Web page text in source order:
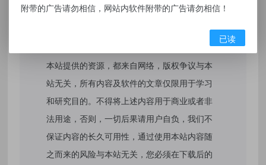
本站提供的资源，都来自网络，版权争议与本
站无关，所有内容及软件的文章仅限用于学习
和研究目的。不得将上述内容用于商业或者非
法用途，否则，一切后果请用户自负，我们不
保证内容的长久可用性，通过使用本站内容随
之而来的风险与本站无关，您必须在下载后的
附带的广告请勿相信，网站内软件附带的广告请勿相信！
已读